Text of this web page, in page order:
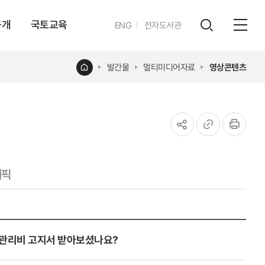
국토교육 ENG영문전자도서관
레이어
홈 발간물 멀티미디어자료 영상콘텐츠
리비 고지서 받아보셨나요?